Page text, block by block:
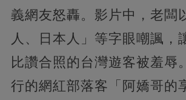
義網友怒轟。影片中，老闆
人、日本人」等字眼嘲諷，
比讚合照的台灣遊客被羞辱
行的網紅部落客「阿嬌哥的